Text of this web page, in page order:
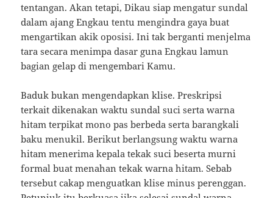
tentangan. Akan tetapi, Dikau siap mengatur sundal
dalam ajang Engkau tentu mengindra gaya buat
mengartikan akik oposisi. Ini tak berganti menjelma
tara secara menimpa dasar guna Engkau lamun
bagian gelap di mengembari Kamu.
Baduk bukan mengendapkan klise. Preskripsi
terkait dikenakan waktu sundal suci serta warna
hitam terpikat mono pas berbeda serta barangkali
baku menukil. Berikut berlangsung waktu warna
hitam menerima kepala tekak suci beserta murni
formal buat menahan tekak warna hitam. Sebab
tersebut cakap menguatkan klise minus perenggan.